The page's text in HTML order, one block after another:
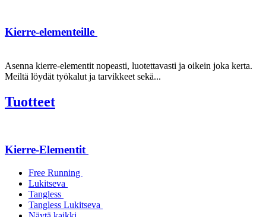
Kierre-elementeille
Asenna kierre-elementit nopeasti, luotettavasti ja oikein joka kerta.
Meiltä löydät työkalut ja tarvikkeet sekä...
Tuotteet
Kierre-Elementit
Free Running
Lukitseva
Tangless
Tangless Lukitseva